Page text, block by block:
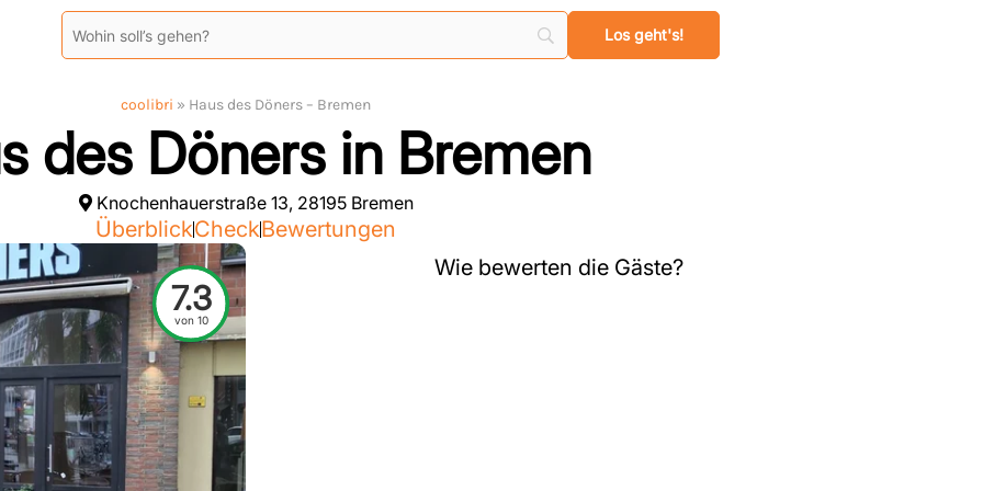
coolibri » Haus des Döners – Bremen
des Döners in Bremen
Knochenhauerstraße 13, 28195 Bremen
ÜberblickCheckBewertungen
7.3
von 10
Wie bewerten die Gäste?